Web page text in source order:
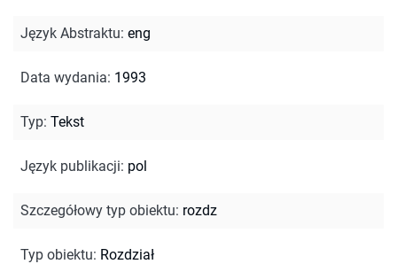
Język Abstraktu: eng
Data wydania: 1993
Typ: Tekst
Język publikacji: pol
Szczegółowy typ obiektu: rozdz
Typ obiektu: Rozdział